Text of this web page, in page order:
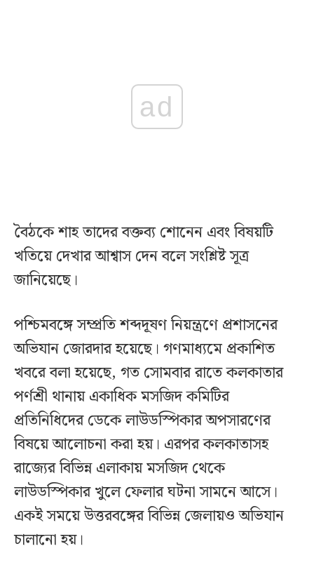
ad
বৈঠকে শাহ তাদের বক্তব্য শোনেন এবং বিষয়টি
খতিয়ে দেখার আশ্বাস দেন বলে সংশ্লিষ্ট সূত্র
জানিয়েছে।‌
পশ্চিমবঙ্গে সম্প্রতি শব্দদূষণ নিয়ন্ত্রণে প্রশাসনের
অভিযান জোরদার হয়েছে। গণমাধ্যমে প্রকাশিত
খবরে বলা হয়েছে, গত সোমবার রাতে কলকাতার
পর্ণশ্রী থানায় একাধিক মসজিদ কমিটির
প্রতিনিধিদের ডেকে লাউডস্পিকার অপসারণের
বিষয়ে আলোচনা করা হয়। এরপর কলকাতাসহ
রাজ্যের বিভিন্ন এলাকায় মসজিদ থেকে
লাউডস্পিকার খুলে ফেলার ঘটনা সামনে আসে।
একই সময়ে উত্তরবঙ্গের বিভিন্ন জেলায়ও অভিযান
চালানো হয়।